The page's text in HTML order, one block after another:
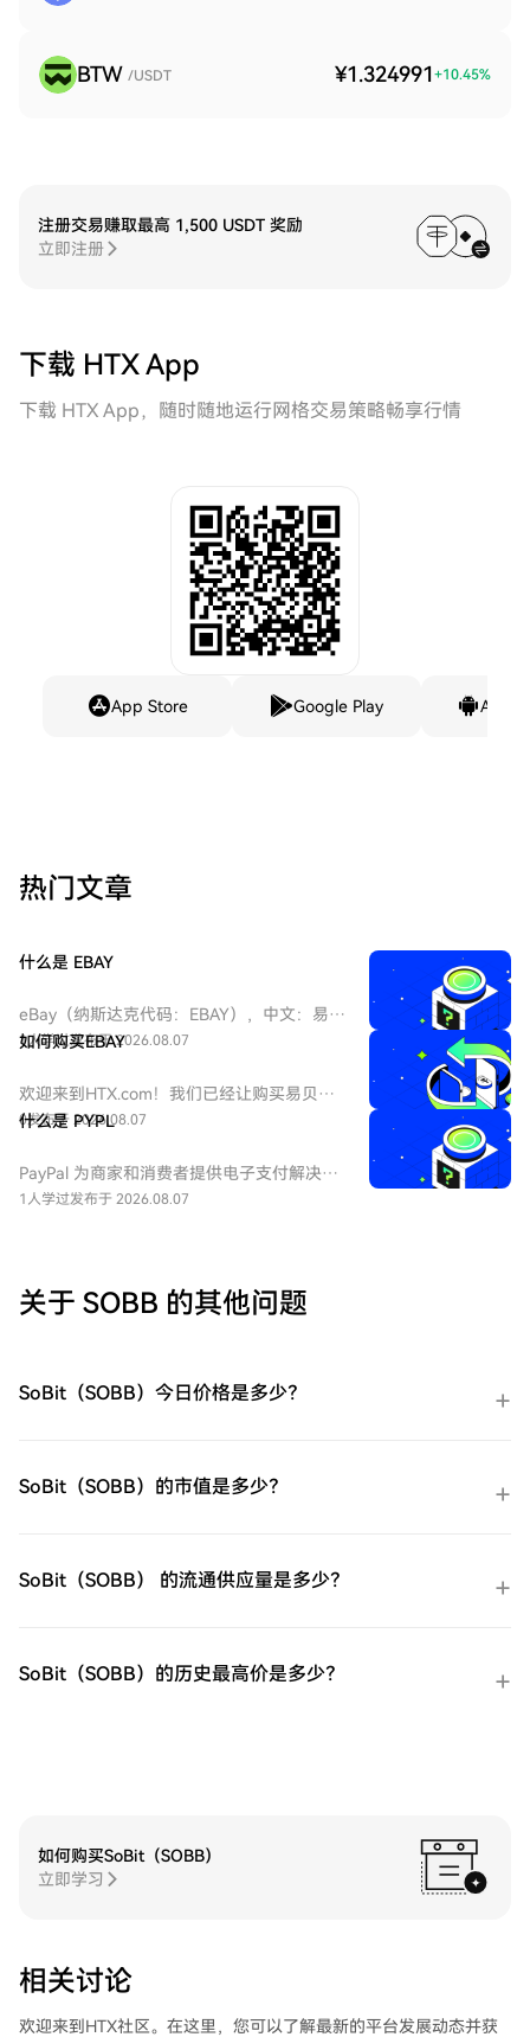
BTW /USDT ¥1.324991 +10.45%
注册交易赚取最高 1,500 USDT 奖励
立即注册
下载 HTX App
下载 HTX App，随时随地运行网格交易策略畅享行情
App Store Google Play
热门文章
什么是 EBAY
eBay（纳斯达克代码：EBAY），中文：易
贝，eBay是全球领先的电子商务巨头，成立
拍卖和零售购物的先驱，它连接全球数亿买
家和卖家。公司业务涵盖C2C和B2C领域，是
美国股票市场中极具代表性的互联网平台
1人学过发布于 2026.08.07
如何购买EBAY
欢迎来到HTX.com！我们已经让购买易贝
（EBAY）变得简单而便捷。跟随我们的逐步
步：创建您的HTX账户使用您的电子邮件、
手机号码注册一个免费账户在HTX上。体验
买：使用您HTX账户余额中的资金进行无缝
易。HTX场外交易台（OTC）购买：为大量
（EBAY）后，将其存储在您的HTX账户钱包
中。您也可以通过区块链转账将其发送到其
松交易易贝（EBAY)。访问您的账户，选择
您的交易对，执行您的交易，并实时监控。
0发布于 2026.08.07
什么是 PYPL
PayPal 为商家和消费者提供电子支付解决方
案，重点关注在线交易。到2025年底，该公
1人学过发布于 2026.08.07
关于 SOBB 的其他问题
SoBit（SOBB）今日价格是多少？
SoBit（SOBB）的市值是多少？
SoBit（SOBB） 的流通供应量是多少？
SoBit（SOBB）的历史最高价是多少？
如何购买SoBit（SOBB）
立即学习
相关讨论
欢迎来到HTX社区。在这里，您可以了解最新的平台发展动态并获